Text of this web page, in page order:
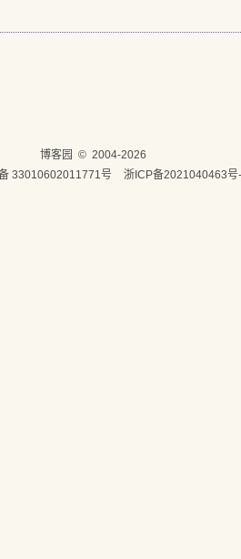
博客园 © 2004-2026
33010602011771号
浙ICP备2021040463号